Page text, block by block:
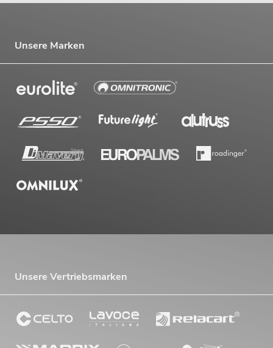
Unsere Marken
Unsere Vertriebsmarken